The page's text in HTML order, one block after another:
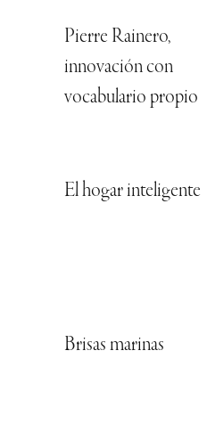
Pierre Rainero,
innovación con
vocabulario propio
El hogar inteligente
Brisas marinas